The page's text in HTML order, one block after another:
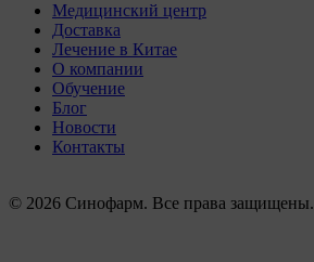
Медицинский центр
Доставка
Лечение в Китае
О компании
Обучение
Блог
Новости
Контакты
© 2026 Синофарм. Все права защищены.